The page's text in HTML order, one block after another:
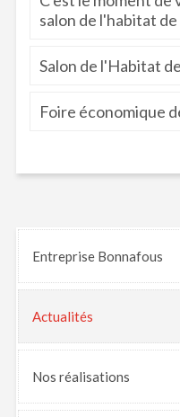
salon de l'habitat
Salon de l'Habitat
Foire économique
Entreprise Bonnafous
Actualités
Nos réalisations